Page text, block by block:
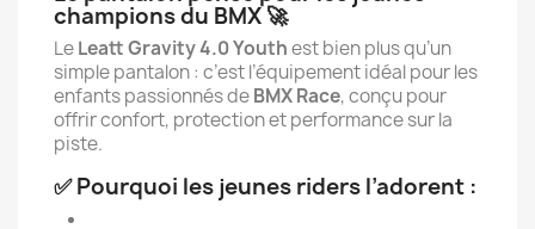
champions du BMX 🚀
LeLeatt Gravity 4.0 Youthest bien plus qu’un
simple pantalon : c’est l’équipement idéal pour les
enfants passionnés deBMX Race, conçu pour
offrir confort, protection et performance sur la
piste.
✅ Pourquoi les jeunes riders l’adorent :